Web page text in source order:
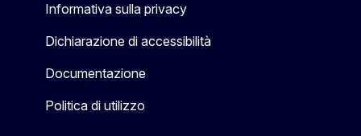
Informativa sulla privacy
Dichiarazione di accessibilità
Documentazione
Politica di utilizzo